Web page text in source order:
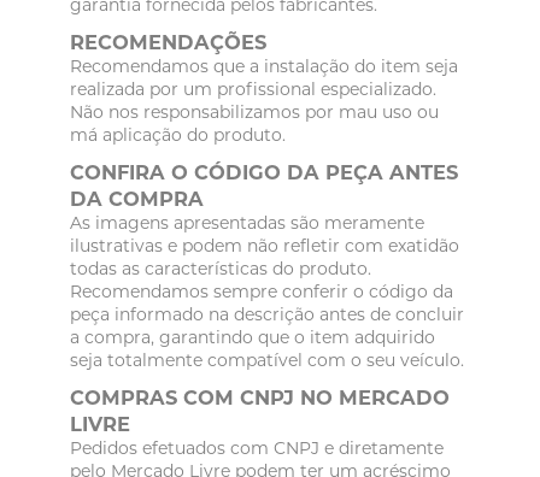
garantia fornecida pelos fabricantes.
RECOMENDAÇÕES
Recomendamos que a instalação do item seja
realizada por um profissional especializado.
Não nos responsabilizamos por mau uso ou
má aplicação do produto.
CONFIRA O CÓDIGO DA PEÇA ANTES
DA COMPRA
As imagens apresentadas são meramente
ilustrativas e podem não refletir com exatidão
todas as características do produto.
Recomendamos sempre conferir o código da
peça informado na descrição antes de concluir
a compra, garantindo que o item adquirido
seja totalmente compatível com o seu veículo.
COMPRAS COM CNPJ NO MERCADO
LIVRE
Pedidos efetuados com CNPJ e diretamente
pelo Mercado Livre podem ter um acréscimo